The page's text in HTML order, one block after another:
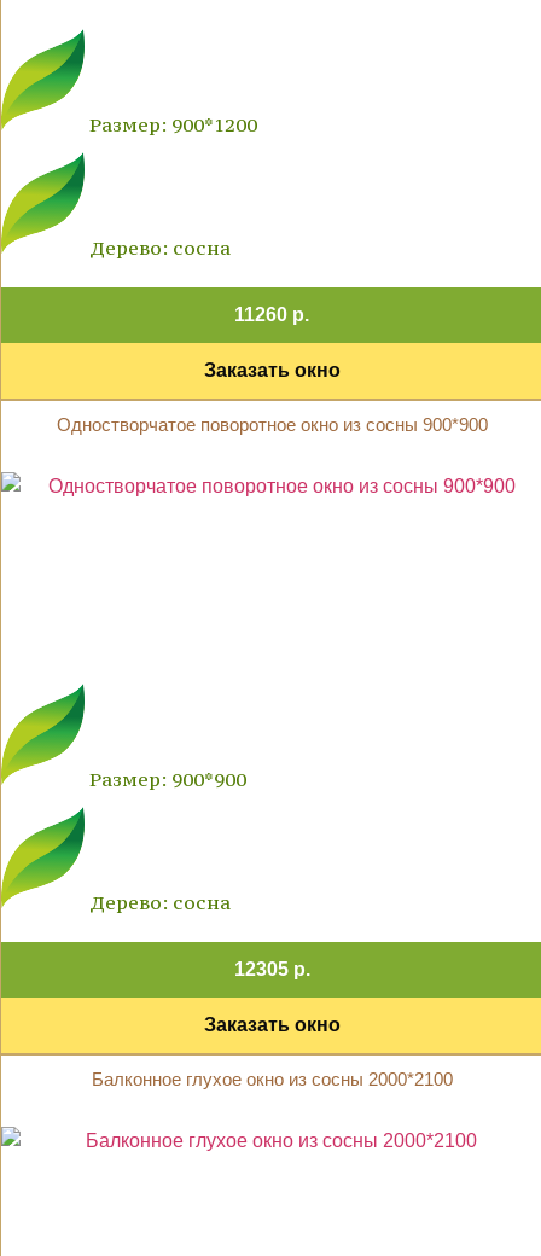
Размер: 900*1200
Дерево: сосна
11260 р.
Заказать окно
Одностворчатое поворотное окно из сосны 900*900
Размер: 900*900
Дерево: сосна
12305 р.
Заказать окно
Балконное глухое окно из сосны 2000*2100